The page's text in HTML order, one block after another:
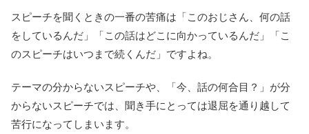
スピーチを聞くときの一番の苦痛は「このおじさん、何の話
をしているんだ」「この話はどこに向かっているんだ」「こ
のスピーチはいつまで続くんだ」ですよね。
テーマの分からないスピーチや、「今、話の何合目？」が分
からないスピーチでは、聞き手にとっては退屈を通り越して
苦行になってしまいます。